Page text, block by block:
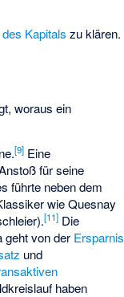
Kapitals zu klären.
woraus ein
[9] Eine
für seine
führte neben dem
wie Quesnay
).[11] Die
geht von der Ersparnis
und
haben